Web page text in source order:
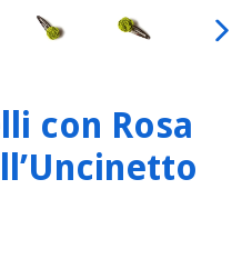
con Rosa